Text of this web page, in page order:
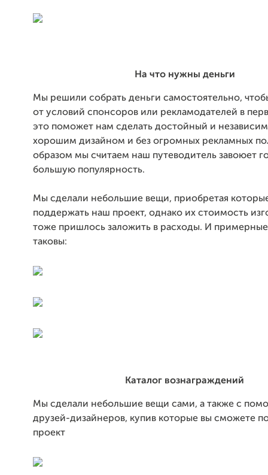
На что нужны деньги
Мы решили собрать деньги самостоятельно,
от условий спонсоров или рекламодателей в
это поможет нам сделать достойный и
хорошим дизайном и без огромных рекламных
образом мы считаем наш путеводитель завоюет
большую популярность.
Мы сделали небольшие вещи, приобретая
поддержать наш проект, однако их стоимость
тоже пришлось заложить в расходы. И
таковы:
Каталог вознаграждений
Мы сделали небольшие вещи сами, а также с
друзей-дизайнеров, купив которые вы сможете
проект